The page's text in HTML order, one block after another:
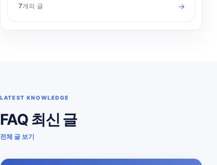
7개의 글 →
LATEST KNOWLEDGE
FAQ 최신 글
전체 글 보기